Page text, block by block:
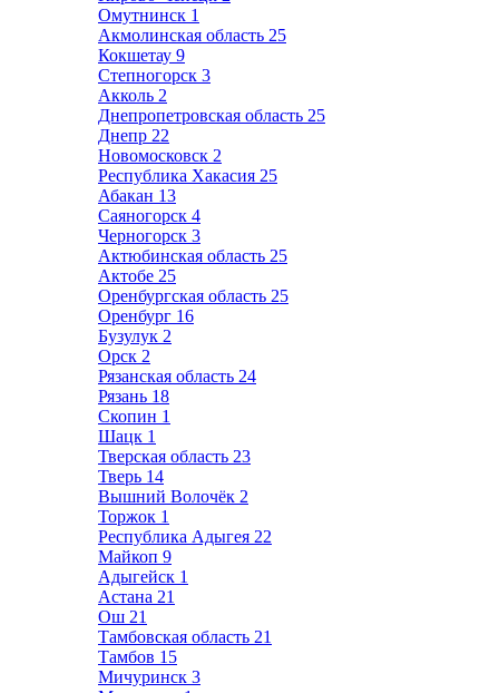
Омутнинск 1
Акмолинская область 25
Кокшетау 9
Степногорск 3
Акколь 2
Днепропетровская область 25
Днепр 22
Новомосковск 2
Республика Хакасия 25
Абакан 13
Саяногорск 4
Черногорск 3
Актюбинская область 25
Актобе 25
Оренбургская область 25
Оренбург 16
Бузулук 2
Орск 2
Рязанская область 24
Рязань 18
Скопин 1
Шацк 1
Тверская область 23
Тверь 14
Вышний Волочёк 2
Торжок 1
Республика Адыгея 22
Майкоп 9
Адыгейск 1
Астана 21
Ош 21
Тамбовская область 21
Тамбов 15
Мичуринск 3